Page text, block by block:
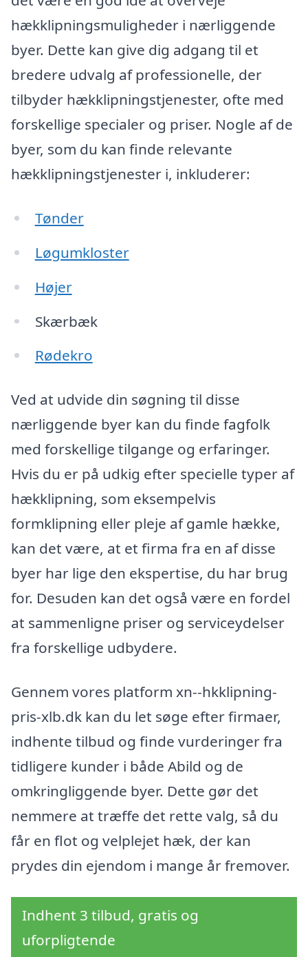
hækklipningsmuligheder i nærliggende
byer. Dette kan give dig adgang til et
bredere udvalg af professionelle, der
tilbyder hækklipningstjenester, ofte med
forskellige specialer og priser. Nogle af de
byer, som du kan finde relevante
hækklipningstjenester i, inkluderer:
Tønder
Løgumkloster
Højer
Skærbæk
Rødekro
Ved at udvide din søgning til disse
nærliggende byer kan du finde fagfolk
med forskellige tilgange og erfaringer.
Hvis du er på udkig efter specielle typer af
hækklipning, som eksempelvis
formklipning eller pleje af gamle hække,
kan det være, at et firma fra en af disse
byer har lige den ekspertise, du har brug
for. Desuden kan det også være en fordel
at sammenligne priser og serviceydelser
fra forskellige udbydere.
Gennem vores platform xn--hkklipning-
pris-xlb.dk kan du let søge efter firmaer,
indhente tilbud og finde vurderinger fra
tidligere kunder i både Abild og de
omkringliggende byer. Dette gør det
nemmere at træffe det rette valg, så du
får en flot og velplejet hæk, der kan
prydes din ejendom i mange år fremover.
Indhent 3 tilbud, gratis og
uforpligtende